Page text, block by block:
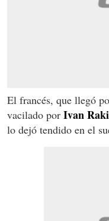
El francés, que llegó
vacilado por Ivan
lo dejó tendido en el